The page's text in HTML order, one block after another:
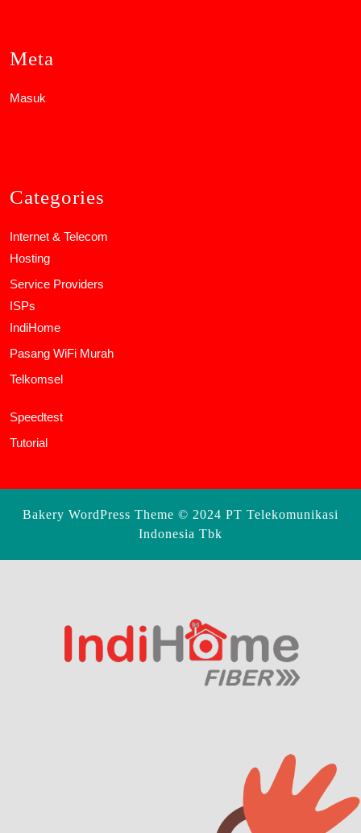
Meta
Masuk
Categories
Internet & Telecom
Hosting
Service Providers
ISPs
IndiHome
Pasang WiFi Murah
Telkomsel
Speedtest
Tutorial
Bakery WordPress Theme © 2024 PT Telekomunikasi
Indonesia Tbk